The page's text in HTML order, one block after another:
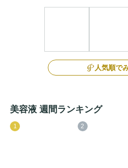
人気順で
美容液 週間ランキング
1 2